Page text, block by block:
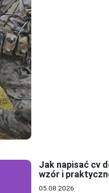
Jak napisać cv
wzór i
05.08.2026